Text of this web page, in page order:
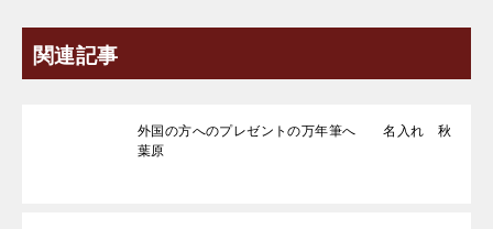
関連記事
外国の方へのプレゼントの万年筆へ 名入れ 秋
葉原